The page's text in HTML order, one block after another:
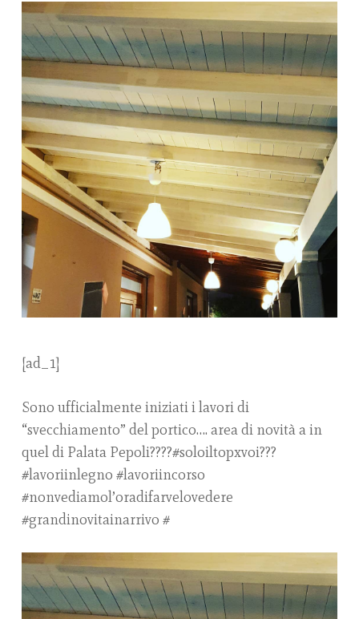
[ad_1]
Sono ufficialmente iniziati i lavori di
“svecchiamento” del portico…. area di novità a in
quel di Palata Pepoli????#soloiltopxvoi???
#lavoriinlegno #lavoriincorso
#nonvediamol’oradifarvelovedere
#grandinovitainarrivo #